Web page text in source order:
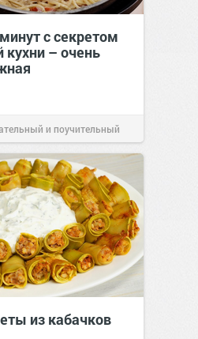
с секретом
кухни – очень
и поучительный
2026
из кабачков